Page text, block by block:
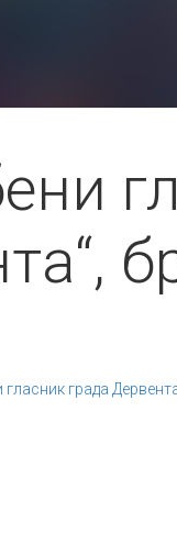
гласник града